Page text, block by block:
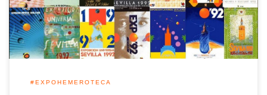
del resto de los artistas que concurrieron […]
#EXPOHEMEROTECA